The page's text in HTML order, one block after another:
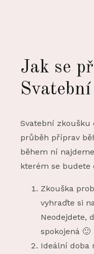
Jak se
Svatební
průběh příprav
během ní
kterém se budete
Zkouška
vyhraďte si
Neodejdete,
spokojená 🙂
Ideální doba